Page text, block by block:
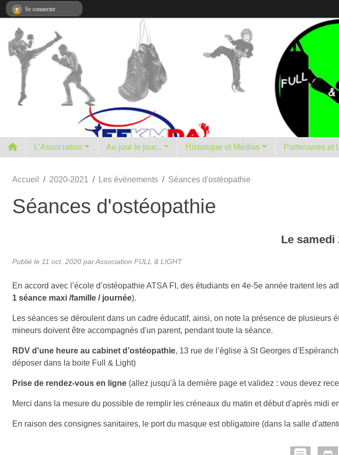
L'Association Au jour le jour... Historique et Médias
Accueil 2020-2021 Les évènements Séances d'ostéopathie
Séances d'ostéopathie
Le samedi
Publié le 11 oct. 2020 par Association FULL & LIGHT
En accord avec l’école d’ostéopathie ATSA FI, des étudiants en 4e-5e année traitent les
1 séance maxi /famille / journée).
Les séances se déroulent dans un cadre éducatif, ainsi, on note la présence de plusieurs
mineurs doivent être accompagnés d'un parent, pendant toute la séance.
RDV d'une heure au cabinet d’ostéopathie, 13 rue de l’église à St Georges
déposer dans la boite Full & Light)
Prise de rendez-vous en ligne (allez jusqu'à la dernière page et validez : vous devez
Merci dans la mesure du possible de remplir les créneaux du matin et début d'après midi
En raison des consignes sanitaires, le port du masque est obligatoire (dans la salle
Se connecter
Panneau de gestion des cookies